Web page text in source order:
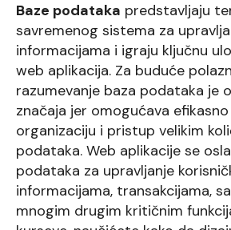
Baze podataka predstavljaju
savremenog sistema za
informacijama i igraju ključnu
web aplikacija. Za buduće
razumevanje baza podataka je
značaja jer omogućava
organizaciju i pristup velikim
podataka. Web aplikacije se
podataka za upravljanje
informacijama, transakcijama,
mnogim drugim kritičnim